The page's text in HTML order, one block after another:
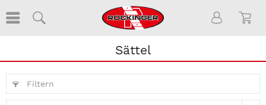
Sättel
Filtern